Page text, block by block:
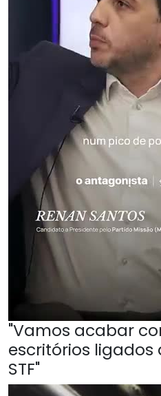
"Vamos acabar
escritórios ligados
STF"